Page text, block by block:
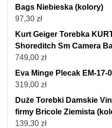
Bags Niebieska (kolory)
97,30 zł
Kurt Geiger Torebka
Shoreditch Sm Camera
749,00 zł
Eva Minge Plecak EM-17-
319,00 zł
Duże Torebki Damskie
firmy Bricole Ziemista
139,30 zł